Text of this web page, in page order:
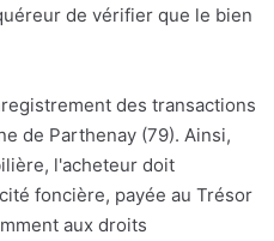
de vérifier que le bien
des transactions
de Parthenay (79). Ainsi,
l'acheteur doit
foncière, payée au Trésor
aux droits